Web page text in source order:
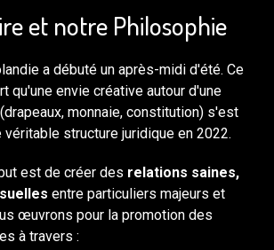
et notre Philosophie
a débuté un après-midi d'été. Ce
qu'une envie créative autour d'une
monnaie, constitution) s'est
véritable structure juridique en 2022.
est de créer des relations saines,
entre particuliers majeurs et
œuvrons pour la promotion des
à travers :